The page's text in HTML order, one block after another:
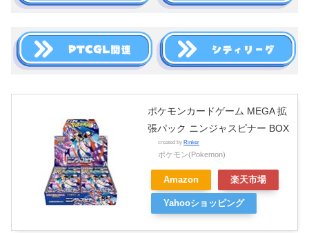
ポケモンカードゲーム MEGA 拡
張パック ニンジャスピナー BOX
created by Rinker
ポケモン(Pokemon)
Amazon 楽天市場
Yahooショッピング